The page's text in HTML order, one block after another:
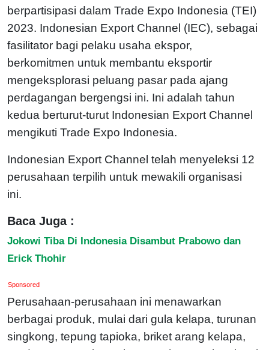
berpartisipasi dalam Trade Expo Indonesia (TEI)
2023. Indonesian Export Channel (IEC), sebagai
fasilitator bagi pelaku usaha ekspor,
berkomitmen untuk membantu eksportir
mengeksplorasi peluang pasar pada ajang
perdagangan bergengsi ini. Ini adalah tahun
kedua berturut-turut Indonesian Export Channel
mengikuti Trade Expo Indonesia.
Indonesian Export Channel telah menyeleksi 12
perusahaan terpilih untuk mewakili organisasi
ini.
Baca Juga :
Jokowi Tiba Di Indonesia Disambut Prabowo dan
Erick Thohir
Sponsored
Perusahaan-perusahaan ini menawarkan
berbagai produk, mulai dari gula kelapa, turunan
singkong, tepung tapioka, briket arang kelapa,